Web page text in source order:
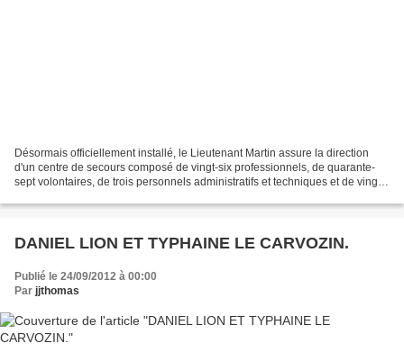
Désormais officiellement installé, le Lieutenant Martin assure la direction
d'un centre de secours composé de vingt-six professionnels, de quarante-
sept volontaires, de trois personnels administratifs et techniques et de vingt-
DANIEL LION ET TYPHAINE LE CARVOZIN.
Publié le 24/09/2012 à 00:00
Par jjthomas